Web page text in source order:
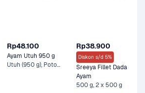
Rp48.100
Ayam Utuh 950 g
Utuh (950 g), Potong 6
Rp38.900
Diskon s/d 5%
Sreeya Fillet Dada
Ayam
500 g, 2 x 500 g